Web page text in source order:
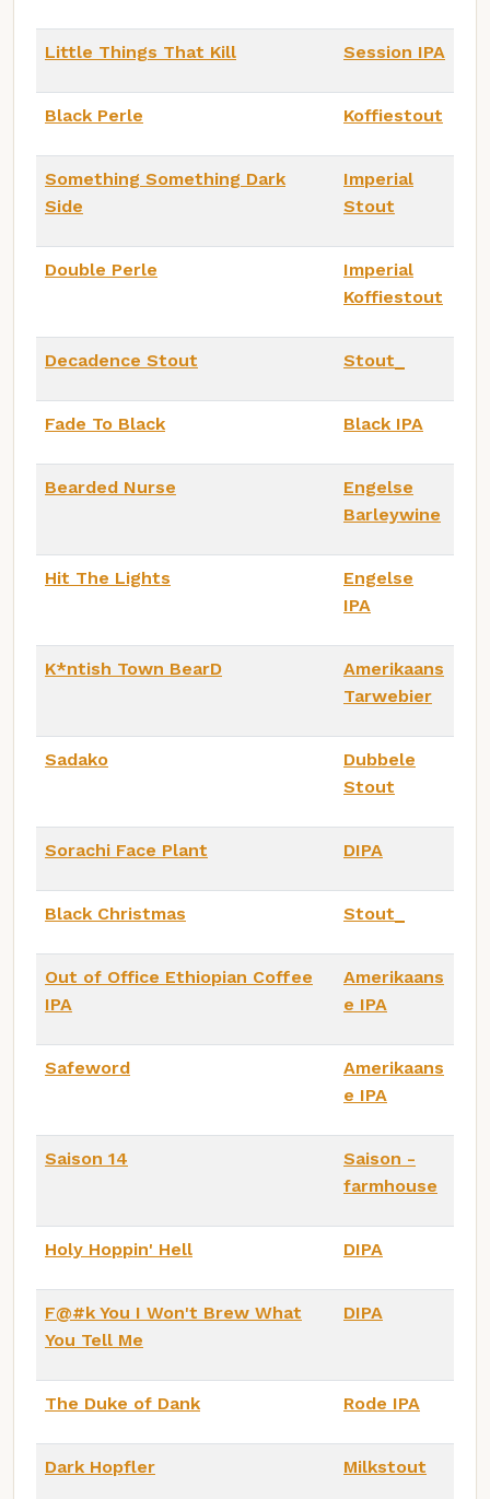
Little Things That Kill Session IPA
Black Perle Koffiestout
Something Something Dark
Side
Imperial
Stout
Double Perle
Imperial
Koffiestout
Decadence Stout Stout_
Fade To Black Black IPA
Bearded Nurse
Engelse
Barleywine
Hit The Lights
Engelse
IPA
K*ntish Town BearD
Amerikaans
Tarwebier
Sadako
Dubbele
Stout
Sorachi Face Plant DIPA
Black Christmas Stout_
Out of Office Ethiopian Coffee
IPA
Amerikaans
e IPA
Safeword
Amerikaans
e IPA
Saison 14
Saison -
farmhouse
Holy Hoppin' Hell DIPA
F@#k You I Won't Brew What
You Tell Me
DIPA
The Duke of Dank Rode IPA
Dark Hopfler Milkstout